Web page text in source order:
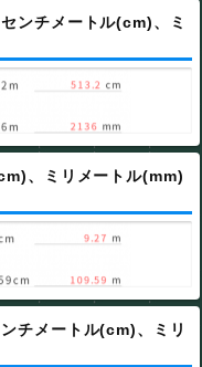
ンチメートル(cm)、ミ
、ミリメートル(mm)
チメートル(cm)、ミリ